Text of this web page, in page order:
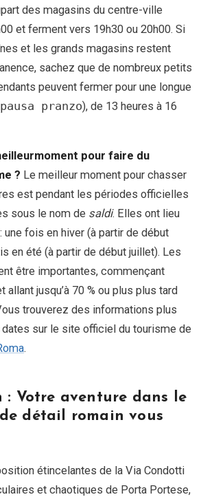
des magasins du centre-ville
et ferment vers 19h30 ou 20h00. Si
et les grands magasins restent
sachez que de nombreux petits
peuvent fermer pour une longue
pausa pranzo), de 13 heures à 16
pour faire du
? Le meilleur moment pour chasser
est pendant les périodes officielles
sous le nom de saldi. Elles ont lieu
une fois en hiver (à partir de début
en été (à partir de début juillet). Les
être importantes, commençant
allant jusqu’à 70 % ou plus plus tard
trouverez des informations plus
sur le site officiel du tourisme de
.
: Votre aventure dans le
détail romain vous
étincelantes de la Via Condotti
et chaotiques de Porta Portese,